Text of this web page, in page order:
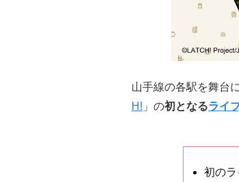
山手線の各駅を舞台
H! 」の初となるライ
初の